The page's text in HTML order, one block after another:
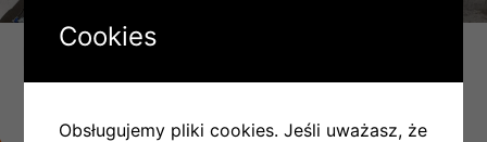
DLACZEGO LICZBA MONTAŻY
PC W POLSCE COROCZNIE SIĘ
Cookies
Obsługujemy pliki cookies. Jeśli uważasz, że